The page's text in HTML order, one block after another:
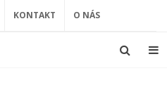
KONTAKT O NÁS